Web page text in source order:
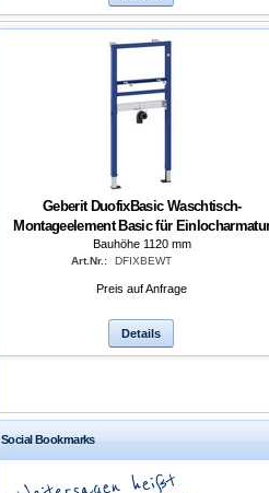
Geberit DuofixBasic Waschtisch-
Montageelement Basic für
Bauhöhe 1120 mm
Art.Nr.: DFIXBEWT
Preis auf Anfrage
Details
Social Bookmarks